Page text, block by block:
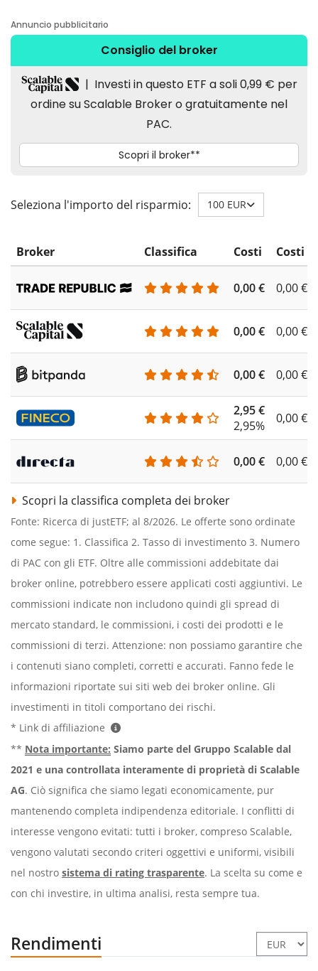
Seleziona l'importo del risparmio: 100 EUR
Broker Classifica Costi Costi
0,00 € 0,00 €
0,00 € 0,00 €
0,00 € 0,00 €
2,95 €
2,95%
0,00 €
0,00 € 0,00 €
Scopri la classifica completa dei broker
Fonte: Ricerca di justETF; al 8/2026. Le offerte sono ordinate
come segue: 1. Classifica 2. Tasso di investimento 3. Numero
di PAC con gli ETF. Oltre alle commissioni addebitate dai
broker online, potrebbero essere applicati costi aggiuntivi. Le
commissioni indicate non includono quindi gli spread di
mercato standard, le commissioni, i costi dei prodotti e le
commissioni di terzi. Attenzione: non possiamo garantire che
i contenuti siano completi, corretti e accurati. Fanno fede le
informazioni riportate sui siti web dei broker online. Gli
investimenti in titoli comportano dei rischi.
* Link di affiliazione
** Nota importante: Siamo parte del Gruppo Scalable dal
2021 e una controllata interamente di proprietà di Scalable
AG. Ciò significa che siamo legati economicamente, pur
mantenendo completa indipendenza editoriale. I conflitti di
interesse vengono evitati: tutti i broker, compreso Scalable,
vengono valutati secondo criteri oggettivi e uniformi, visibili
nel nostro sistema di rating trasparente. La scelta su come e
con chi investire, in ultima analisi, resta sempre tua.
Rendimenti